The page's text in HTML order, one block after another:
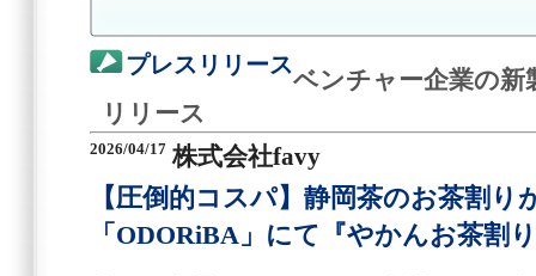
プレスリリース
ベンチャー企業の新
リリース
2026/04/17 株式会社favy
【圧倒的コスパ】静岡茶のお茶割り
「ODORiBA」にて『やかんお茶割